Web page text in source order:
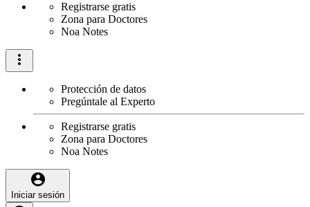
Registrarse gratis
Zona para Doctores
Noa Notes
Protección de datos
Pregúntale al Experto
Registrarse gratis
Zona para Doctores
Noa Notes
Iniciar sesión